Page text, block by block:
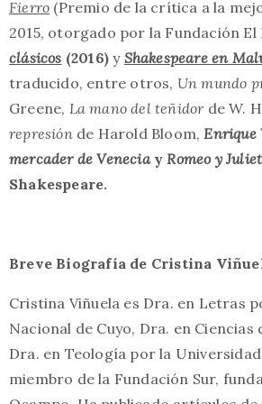
Fierro (Premio de la crítica a la
2015, otorgado por la Fundación
clásicos (2016) y Shakespeare en
traducido, entre otros, Un mundo
Greene, La mano del teñidorde W.
represión de Harold Bloom,Enrique
mercader de VeneciayRomeo y
Shakespeare.
Breve Biografía de Cristina
Cristina Viñuela es Dra. en Letras
Nacional de Cuyo, Dra. en Ciencias
Dra. en Teología por la
miembro de la Fundación Sur,